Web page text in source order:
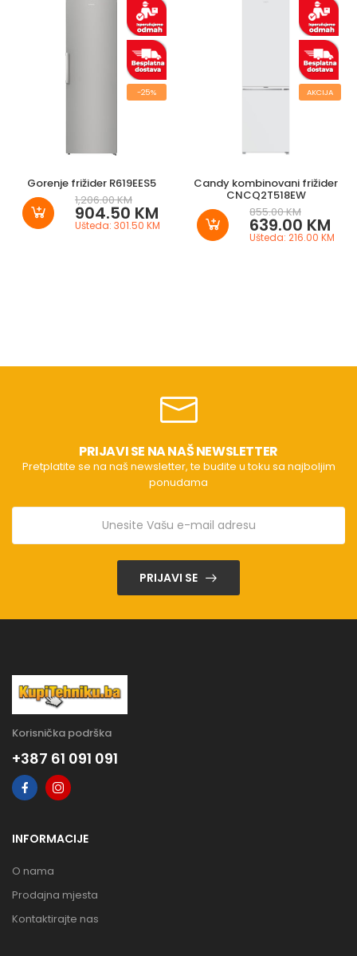
-25%
Gorenje frižider R619EES5
1,206.00 KM
904.50 KM
Ušteda: 301.50 KM
AKCIJA
Candy kombinovani frižider
CNCQ2T518EW
855.00 KM
639.00 KM
Ušteda: 216.00 KM
PRIJAVI SE NA NAŠ NEWSLETTER
Pretplatite se na naš newsletter, te budite u toku sa najboljim
ponudama
PRIJAVI SE
Korisnička podrška
+387 61 091 091
INFORMACIJE
O nama
Prodajna mjesta
Kontaktirajte nas